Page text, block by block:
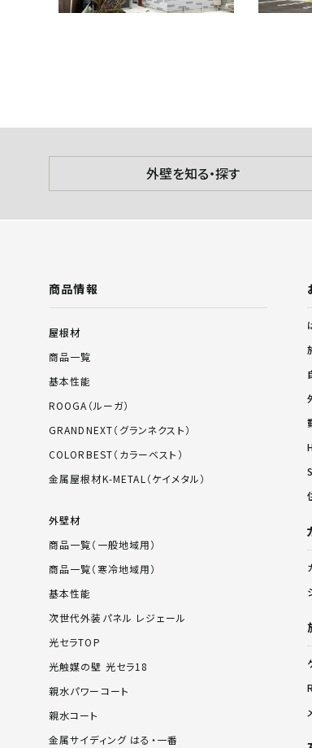
外壁を知る・探す
商品情報
屋根材
商品一覧
基本性能
ROOGA（ルーガ）
GRANDNEXT（グランネクスト）
COLORBEST（カラーベスト）
金属屋根材K-METAL（ケイメタル）
外壁材
商品一覧（一般地域用）
商品一覧（寒冷地域用）
基本性能
次世代外装パネル レジェール
光セラTOP
光触媒の壁 光セラ18
親水パワーコート
親水コート
金属サイディング はる・一番